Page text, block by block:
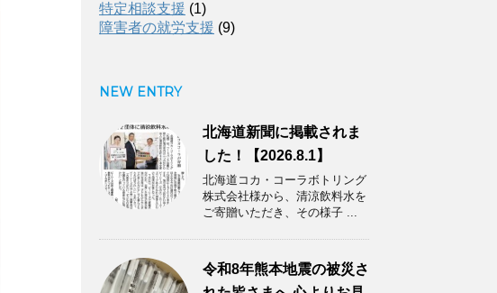
特定相談支援 (1)
障害者の就労支援 (9)
NEW ENTRY
北海道新聞に掲載されま
した！【2026.8.1】
北海道コカ・コーラボトリング
株式会社様から、清涼飲料水を
ご寄贈いただき、その様子 ...
令和8年熊本地震の被災さ